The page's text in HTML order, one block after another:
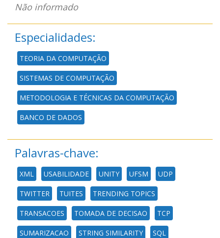
Não informado
Especialidades:
TEORIA DA COMPUTAÇÃO
SISTEMAS DE COMPUTAÇÃO
METODOLOGIA E TÉCNICAS DA COMPUTAÇÃO
BANCO DE DADOS
Palavras-chave:
XML USABILIDADE UNITY UFSM UDP
TWITTER TUITES TRENDING TOPICS
TRANSACOES TOMADA DE DECISAO TCP
SUMARIZACAO STRING SIMILARITY SQL